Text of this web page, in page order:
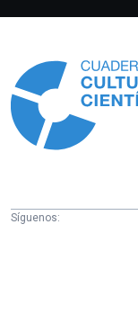
Síguenos: